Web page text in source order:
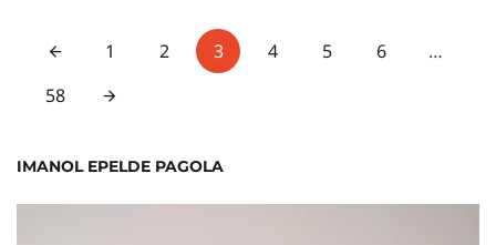
1 2 3 4 5 6
…
58
IMANOL EPELDE PAGOLA